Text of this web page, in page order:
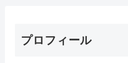
プロフィール